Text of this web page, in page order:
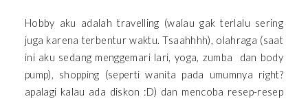
Hobby aku adalah travelling (walau gak terlalu sering
juga karena terbentur waktu. Tsaahhhh), olahraga (saat
ini aku sedang menggemari lari, yoga, zumba dan body
pump), shopping (seperti wanita pada umumnya right?
apalagi kalau ada diskon :D) dan mencoba resep-resep